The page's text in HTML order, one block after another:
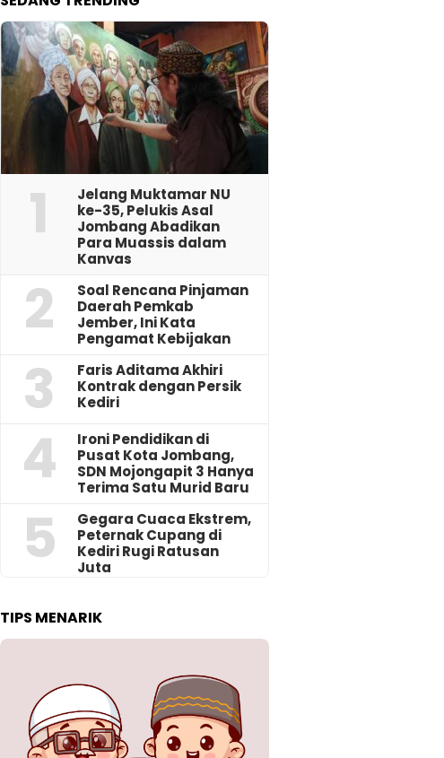
1
Jelang Muktamar NU
ke-35, Pelukis Asal
Jombang Abadikan
Para Muassis dalam
Kanvas
2
‎Soal Rencana Pinjaman
Daerah Pemkab
Jember, Ini Kata
Pengamat Kebijakan ‎
3
Faris Aditama Akhiri
Kontrak dengan Persik
Kediri
4
Ironi Pendidikan di
Pusat Kota Jombang,
SDN Mojongapit 3 Hanya
Terima Satu Murid Baru
5
‎Gegara Cuaca Ekstrem,
Peternak Cupang di
Kediri Rugi Ratusan
Juta
TIPS MENARIK